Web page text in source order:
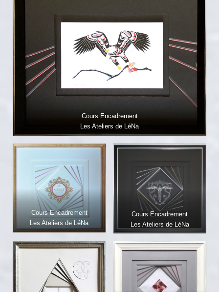
Cours Encadrement
Les Ateliers de LéNa
Cours Encadrement
Les Ateliers de LéNa
Cours Encadrement
Les Ateliers de LéNa